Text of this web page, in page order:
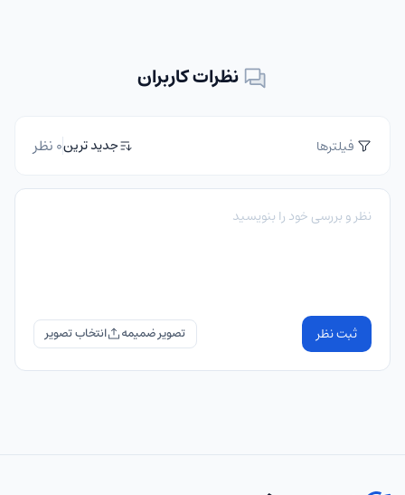
نظرات کاربران
فیلترها جدید ترین0 نظر
ثبت نظر تصویر ضمیمه